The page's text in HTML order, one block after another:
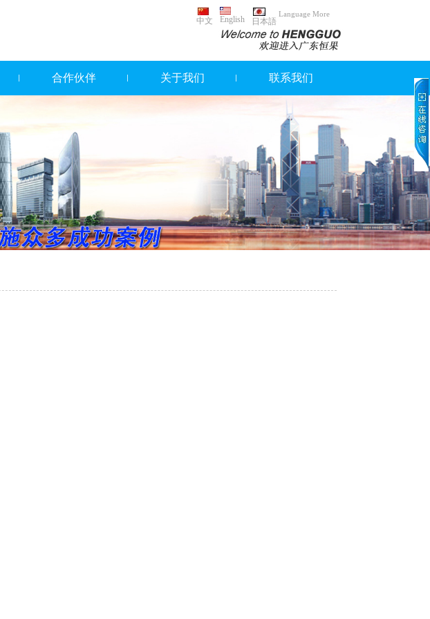
中文 English 日本語
Language More
合作伙伴 关于我们 联系我们